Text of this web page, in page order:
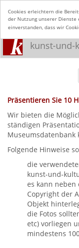
Cookies erleichtern die
der Nutzung unserer Dienste
einverstanden, dass wir
kunst-und-
Präsentieren Sie 10
Wir bieten die
ständigen
Museumsdatenbank
Folgende Hinweise
die
kunst-und-
es kann neben
Copyright der
Objekt
die Fotos
etc) vorliegen
mindestens